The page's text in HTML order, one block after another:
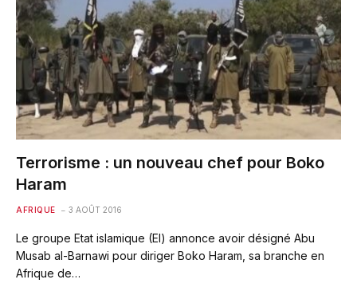
Terrorisme : un nouveau chef pour Boko
Haram
AFRIQUE 3 AOÛT 2016
Le groupe Etat islamique (EI) annonce avoir désigné Abu
Musab al-Barnawi pour diriger Boko Haram, sa branche en
Afrique de…